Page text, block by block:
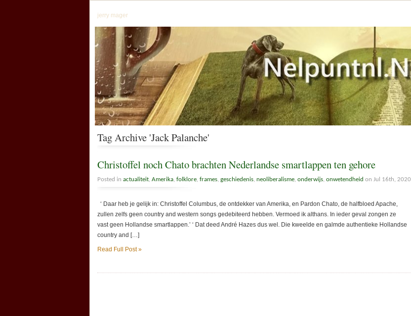
jerry mager
Tag Archive 'Jack Palanche'
Christoffel noch Chato brachten Nederlandse smartlappen ten gehore
Posted in actualiteit Amerika folklore frames geschiedenis neoliberalisme onderwijs onwetendheid on Jul 16th, 2020
‘ Daar heb je gelijk in: Christoffel Columbus, de ontdekker van Amerika, en Pardon Chato, de halfbloed Apache,
zullen zelfs geen country and western songs gedebiteerd hebben. Vermoed ik althans. In ieder geval zongen ze
vast geen Hollandse smartlappen.’ ‘ Dat deed André Hazes dus wel. Die kweelde en galmde authentieke Hollandse
country and […]
Read Full Post »